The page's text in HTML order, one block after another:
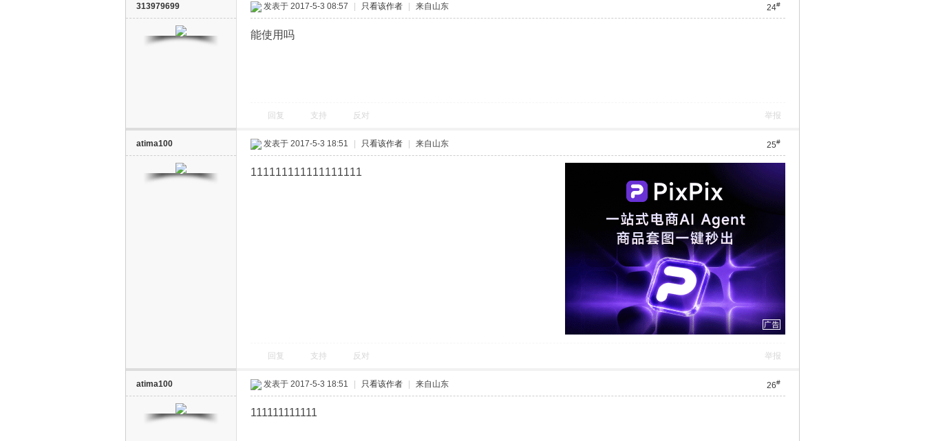
313979699 24#
发表于 2017-5-3 08:57 只看该作者 来自山东
能使用吗
回复 支持 反对 举报
atima100 25#
发表于 2017-5-3 18:51 只看该作者 来自山东
111111111111111111
回复 支持 反对 举报
atima100 26#
发表于 2017-5-3 18:51 只看该作者 来自山东
111111111111